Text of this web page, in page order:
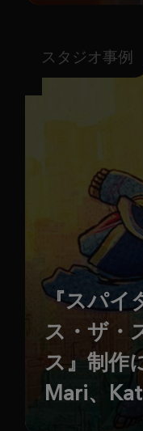
スタジオ事例
『スパイ
ス・ザ・
ス』制作
Mari、